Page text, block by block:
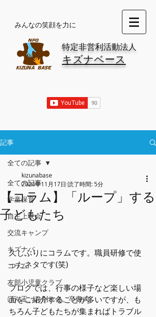
​みんなの笑顔を力に
特定非営利活動法人
キズナベース
記事
全ての記事
学童保育
自主上映会
交流キャンプ
キズナバ
コラム
友部小児童クラブ
けん玉、お別れ会、卒書式
全ての記事
【コラム】「ループ」する
子どもたち
kizunabase
2024年11月17日 読了時間: 5分
久しぶりにコラムです。職員研修で使
ったネタです(笑)
ブログでは、行事の様子など楽しい場
面をご紹介することが多いですが、も
ちろん子どもたちが集まればトラブル